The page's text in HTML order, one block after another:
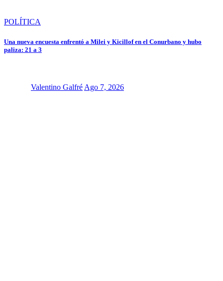
POLÍTICA
Una nueva encuesta enfrentó a Milei y Kicillof en el Conurbano y hubo
paliza: 21 a 3
Valentino Galfré Ago 7, 2026